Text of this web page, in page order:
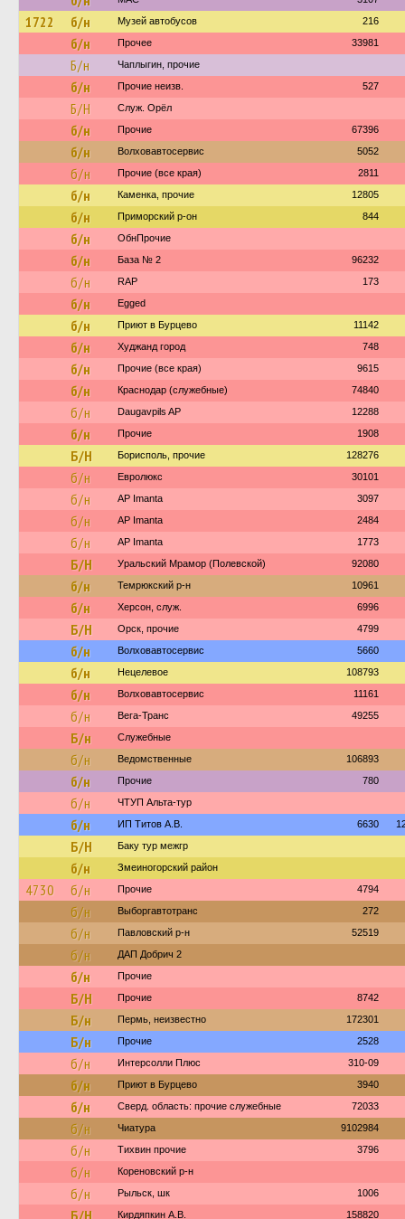
1722 б/н Музей автобусов 216
б/н Прочее 33981
Б/н Чаплыгин, прочие
б/н Прочие неизв. 527
Б/Н Служ. Орёл
б/н Прочие 67396
б/н Волховавтосервис 5052
б/н Прочие (все края) 2811
б/н Каменка, прочие 12805
б/н Приморский р-он 844
б/н ОбнПрочие
б/н База № 2 96232
б/н RAP 173
б/н Egged
б/н Приют в Бурцево 11142
б/н Худжанд город 748
б/н Прочие (все края) 9615
б/н Краснодар (служебные) 74840
б/н Daugavpils AP 12288
б/н Прочие 1908
Б/Н Борисполь, прочие 128276
б/н Евролюкс 30101
б/н AP Imanta 3097
б/н AP Imanta 2484
б/н AP Imanta 1773
Б/Н Уральский Мрамор (Полевской) 92080
б/н Темрюкский р-н 10961
б/н Херсон, служ. 6996
Б/Н Орск, прочие 4799
б/н Волховавтосервис 5660
б/н Нецелевое 108793
б/н Волховавтосервис 11161
б/н Вега-Транс 49255
Б/н Служебные
б/н Ведомственные 106893
б/н Прочие 780
б/н ЧТУП Альта-тур
б/н ИП Титов А.В. 6630
Б/Н Баку тур межгр
б/н Змеиногорский район
4730 б/н Прочие 4794
б/н Выборгавтотранс 272
б/н Павловский р-н 52519
б/н ДАП Добрич 2
б/н Прочие
Б/Н Прочие 8742
Б/н Пермь, неизвестно 172301
Б/н Прочие 2528
б/н Интерсолли Плюс 310-09
б/н Приют в Бурцево 3940
б/н Сверд. область: прочие служебные 72033
б/н Чиатура 9102984
б/н Тихвин прочие 3796
б/н Кореновский р-н
б/н Рыльск, шк 1006
Б/Н Кирдяпкин А.В. 158820